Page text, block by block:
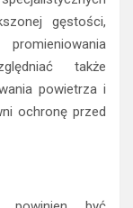
gęstości,
także
powietrza i
ochronę przed